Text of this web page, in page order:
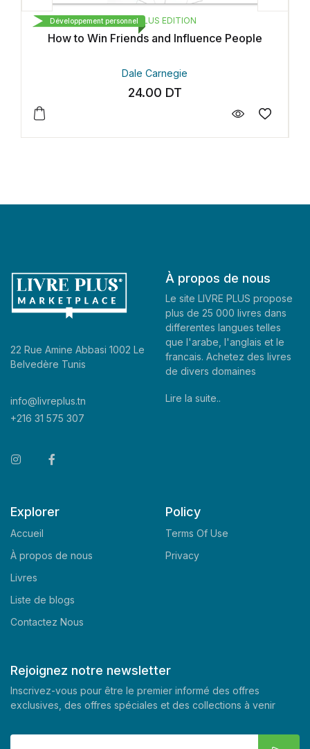
نحن للإبداع و النشر و التوزيع
Bonjour la vie
Hiba zouaghi
28.00
Développement personnel
22 Rue Amine Abbasi 1002 Le
Belvedère Tunis
info@livreplus.tn
+216 31 575 307
À propos de nous
Le site LIVRE PLUS propose
plus de 25 000 livres dans
differentes langues telles
que l'arabe, l'anglais et le
francais. Achetez des livres
de divers domaines
Lire la suite..
Explorer
Accueil
À propos de nous
Livres
Liste de blogs
Contactez Nous
Policy
Terms Of Use
Privacy
Rejoignez notre newsletter
Inscrivez-vous pour être le premier informé des offres
exclusives, des offres spéciales et des collections à venir